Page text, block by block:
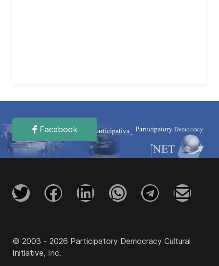
Facebook
© 2003 - 2026 Participatory Democracy Cultural
Initiative, Inc.